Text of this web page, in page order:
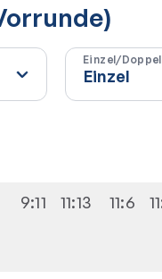
Einzel/Doppel
9:11 11:13 11:6